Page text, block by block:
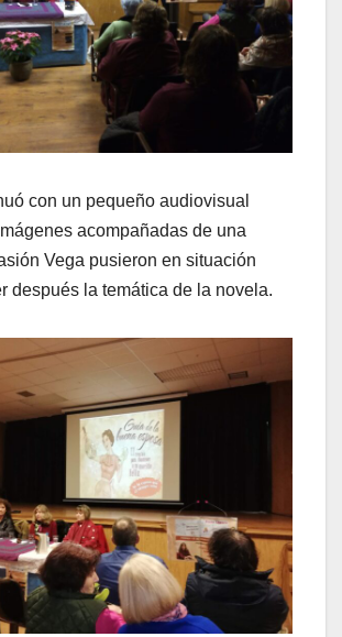
con un pequeño audiovisual
acompañadas de una
Vega pusieron en situación
después la temática de la novela.